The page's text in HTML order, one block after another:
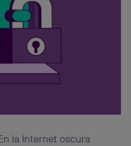
la Internet oscura